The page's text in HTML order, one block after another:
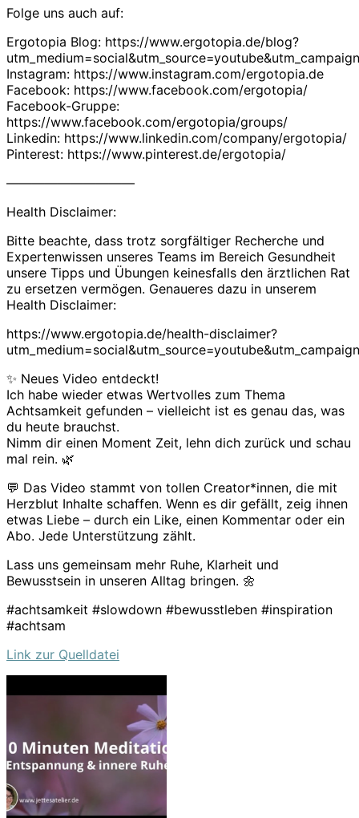
Folge uns auch auf:
Ergotopia Blog: https://www.ergotopia.de/blog?
Instagram: https://www.instagram.com/ergotopia.de
Facebook: https://www.facebook.com/ergotopia/
Facebook-Gruppe:
https://www.facebook.com/ergotopia/groups/
Linkedin: https://www.linkedin.com/company/ergotopia/
Pinterest: https://www.pinterest.de/ergotopia/
——————————
Health Disclaimer:
Bitte beachte, dass trotz sorgfältiger Recherche und
Expertenwissen unseres Teams im Bereich Gesundheit
unsere Tipps und Übungen keinesfalls den ärztlichen Rat
zu ersetzen vermögen. Genaueres dazu in unserem
Health Disclaimer:
https://www.ergotopia.de/health-disclaimer?
✨ Neues Video entdeckt!
Ich habe wieder etwas Wertvolles zum Thema
Achtsamkeit gefunden – vielleicht ist es genau das, was
du heute brauchst.
Nimm dir einen Moment Zeit, lehn dich zurück und schau
mal rein. 🌿
💬 Das Video stammt von tollen Creator*innen, die mit
Herzblut Inhalte schaffen. Wenn es dir gefällt, zeig ihnen
etwas Liebe – durch ein Like, einen Kommentar oder ein
Abo. Jede Unterstützung zählt.
Lass uns gemeinsam mehr Ruhe, Klarheit und
Bewusstsein in unseren Alltag bringen. 🌼
#achtsamkeit #slowdown #bewusstleben #inspiration
#achtsam
Link zur Quelldatei